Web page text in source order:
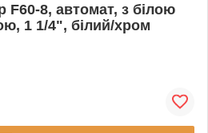
F60-8, автомат, з білою
1 1/4", білий/хром